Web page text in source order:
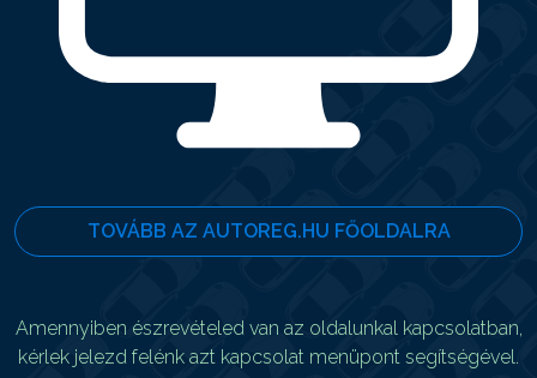
TOVÁBB AZ AUTOREG.HU FŐOLDALRA
Amennyiben észrevételed van az oldalunkal kapcsolatban,
kérlek jelezd felénk azt kapcsolat menüpont segítségével.